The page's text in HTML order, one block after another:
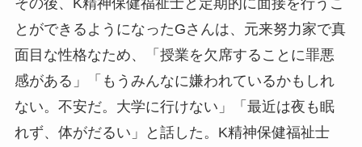
とができるようになったGさんは、元来努力家で真
面目な性格なため、「授業を欠席することに罪悪
感がある」「もうみんなに嫌われているかもしれ
ない。不安だ。大学に行けない」「最近は夜も眠
れず、体がだるい」と話した。K精神保健福祉士